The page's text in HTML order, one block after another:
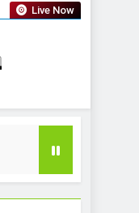
Live Now